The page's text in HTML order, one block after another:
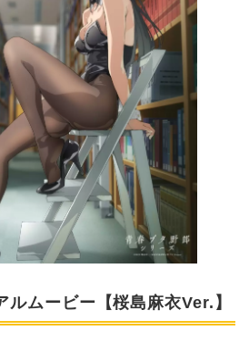
ルムービー【桜島麻衣Ver.】